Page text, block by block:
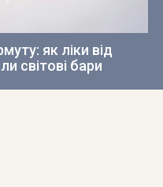
як ліки від
світові бари